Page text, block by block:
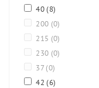
40(8)
200 (0)
215 (0)
230 (0)
37 (0)
42(6)